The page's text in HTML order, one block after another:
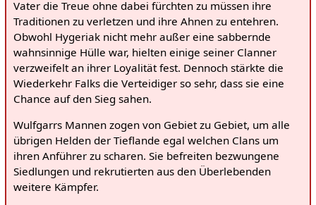
Vater die Treue ohne dabei fürchten zu müssen ihre
Traditionen zu verletzen und ihre Ahnen zu entehren.
Obwohl Hygeriak nicht mehr außer eine sabbernde
wahnsinnige Hülle war, hielten einige seiner Clanner
verzweifelt an ihrer Loyalität fest. Dennoch stärkte die
Wiederkehr Falks die Verteidiger so sehr, dass sie eine
Chance auf den Sieg sahen.
Wulfgarrs Mannen zogen von Gebiet zu Gebiet, um alle
übrigen Helden der Tieflande egal welchen Clans um
ihren Anführer zu scharen. Sie befreiten bezwungene
Siedlungen und rekrutierten aus den Überlebenden
weitere Kämpfer.